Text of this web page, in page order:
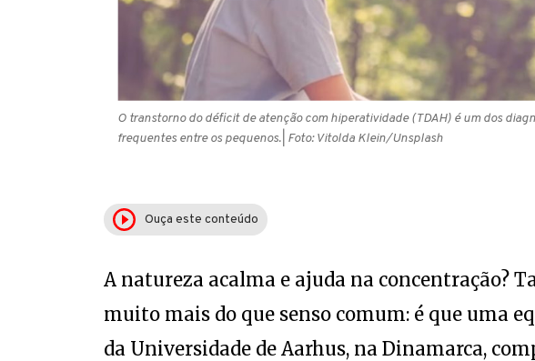
O transtorno do déficit de atenção com hiperatividade (TDAH) é um dos
frequentes entre os pequenos.| Foto: Vitolda Klein/Unsplash
Ouça este conteúdo
A natureza acalma e ajuda na concentração?
muito mais do que senso comum: é que uma
da Universidade de Aarhus, na Dinamarca,